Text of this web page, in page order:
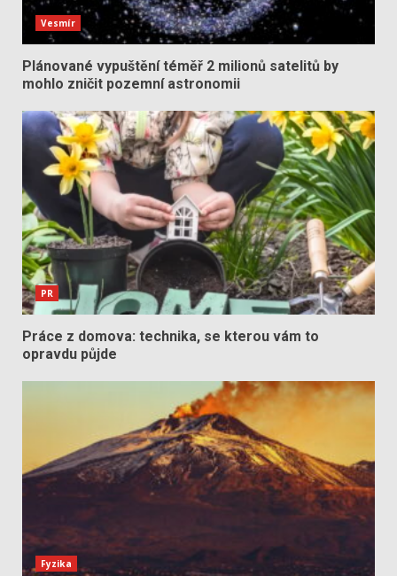
Vesmír
Plánované vypuštění téměř 2 milionů satelitů by
mohlo zničit pozemní astronomii
PR
Práce z domova: technika, se kterou vám to
opravdu půjde
Fyzika